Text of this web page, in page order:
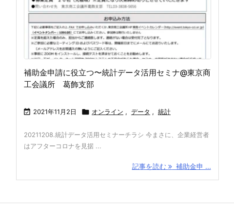
補助金申請に役立つ〜統計データ活用セミナ@東京商
工会議所 葛飾支部
 2021年11月2日  オンライン , データ , 統計
20211208.統計データ活用セミナーチラシ 今まさに、企業経営者
はアフターコロナを見据 ...
記事を読む 補助金申 ...